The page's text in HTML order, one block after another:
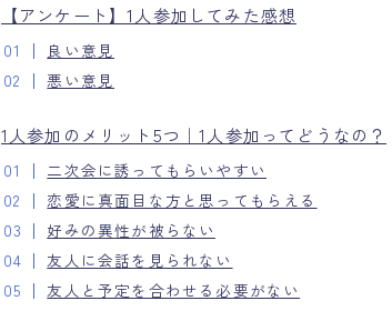
【アンケート】1人参加してみた感想
良い意見
悪い意見
1人参加のメリット5つ｜1人参加ってどうなの？
二次会に誘ってもらいやすい
恋愛に真面目な方と思ってもらえる
好みの異性が被らない
友人に会話を見られない
友人と予定を合わせる必要がない